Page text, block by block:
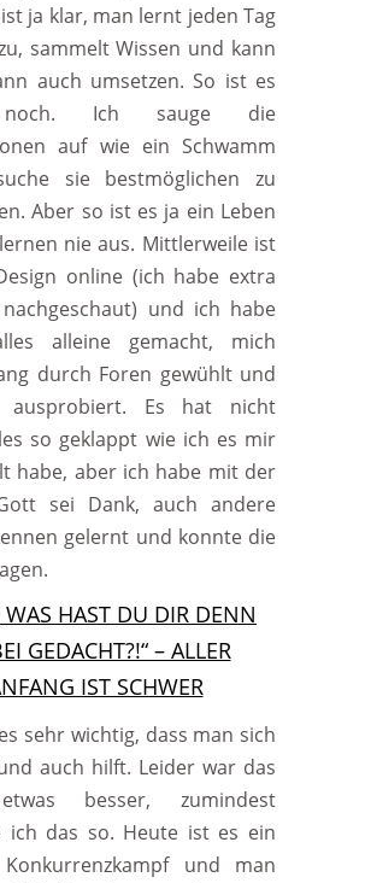
ja klar, man lernt jeden Tag
sammelt Wissen und kann
auch umsetzen. So ist es
Ich sauge die
auf wie ein Schwamm
sie bestmöglichen zu
Aber so ist es ja ein Leben
nie aus. Mittlerweile ist
online (ich habe extra
und ich habe
alleine gemacht, mich
durch Foren gewühlt und
ausprobiert. Es hat nicht
so geklappt wie ich es mir
habe, aber ich habe mit der
sei Dank, auch andere
gelernt und konnte die
HAST DU DIR DENN
GEDACHT?!“ – ALLER
IST SCHWER
sehr wichtig, dass man sich
auch hilft. Leider war das
besser, zumindest
ich das so. Heute ist es ein
und man